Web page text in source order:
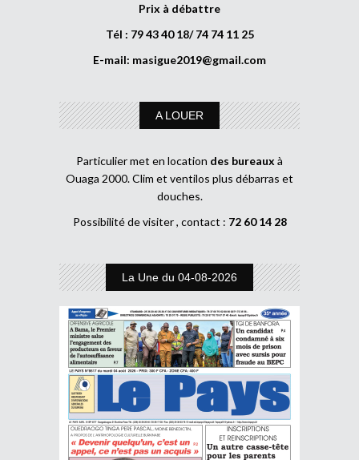
Prix à débattre
Tél : 79 43 40 18/ 74 74 11 25
E-mail: masigue2019@gmail.com
A LOUER
Particulier met en location des bureaux à
Ouaga 2000. Clim et ventilos plus débarras et
douches.
Possibilité de visiter , contact : 72 60 14 28
La Une du 04-08-2026